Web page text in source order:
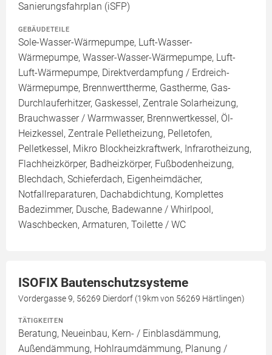
Sanierungsfahrplan (iSFP)
GEBÄUDETEILE
Sole-Wasser-Wärmepumpe, Luft-Wasser-
Wärmepumpe, Wasser-Wasser-Wärmepumpe, Luft-
Luft-Wärmepumpe, Direktverdampfung / Erdreich-
Wärmepumpe, Brennwerttherme, Gastherme, Gas-
Durchlauferhitzer, Gaskessel, Zentrale Solarheizung,
Brauchwasser / Warmwasser, Brennwertkessel, Öl-
Heizkessel, Zentrale Pelletheizung, Pelletofen,
Pelletkessel, Mikro Blockheizkraftwerk, Infrarotheizung,
Flachheizkörper, Badheizkörper, Fußbodenheizung,
Blechdach, Schieferdach, Eigenheimdächer,
Notfallreparaturen, Dachabdichtung, Komplettes
Badezimmer, Dusche, Badewanne / Whirlpool,
Waschbecken, Armaturen, Toilette / WC
ISOFIX Bautenschutzsysteme
Vordergasse 9, 56269 Dierdorf (19km von 56269 Härtlingen)
TÄTIGKEITEN
Beratung, Neueinbau, Kern- / Einblasdämmung,
Außendämmung, Hohlraumdämmung, Planung /